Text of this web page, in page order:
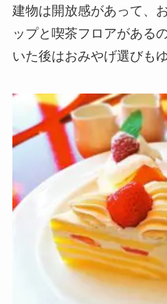
建物は開放感があって、
ップと喫茶フロアがある
いた後はおみやげ選びも